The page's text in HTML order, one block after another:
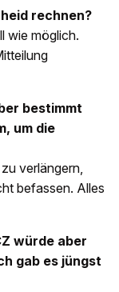
rechnen?
wie möglich.
bestimmt
um die
verlängern,
befassen. Alles
würde aber
gab es jüngst